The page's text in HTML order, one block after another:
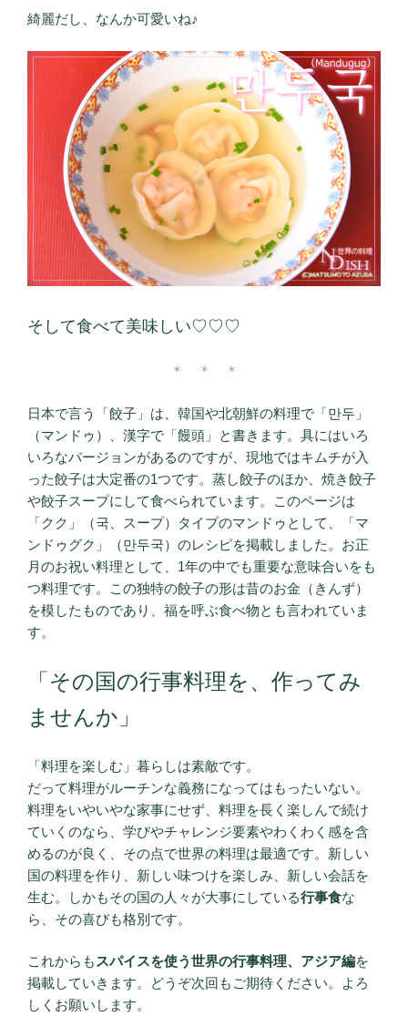
綺麗だし、なんか可愛いね♪
そして食べて美味しい♡♡♡
＊ ＊ ＊
日本で言う「餃子」は、韓国や北朝鮮の料理で「만두」
（マンドゥ）、漢字で「饅頭」と書きます。具にはいろ
いろなバージョンがあるのですが、現地ではキムチが入
った餃子は大定番の1つです。蒸し餃子のほか、焼き餃子
や餃子スープにして食べられています。このページは
「クク」（국、スープ）タイプのマンドゥとして、「マ
ンドゥグク」（만두국）のレシピを掲載しました。お正
月のお祝い料理として、1年の中でも重要な意味合いをも
つ料理です。この独特の餃子の形は昔のお金（きんず）
を模したものであり、福を呼ぶ食べ物とも言われていま
す。
「その国の行事料理を、作ってみ
ませんか」
「料理を楽しむ」暮らしは素敵です。
だって料理がルーチンな義務になってはもったいない。
料理をいやいやな家事にせず、料理を長く楽しんで続け
ていくのなら、学びやチャレンジ要素やわくわく感を含
めるのが良く、その点で世界の料理は最適です。新しい
国の料理を作り、新しい味つけを楽しみ、新しい会話を
生む。しかもその国の人々が大事にしている行事食な
ら、その喜びも格別です。
これからも スパイスを使う世界の行事料理、アジア編を
掲載していきます。どうぞ次回もご期待ください。よろ
しくお願いします。